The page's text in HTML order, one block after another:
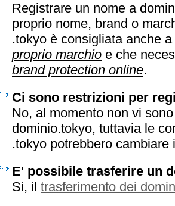
Registrare un nome a
proprio nome, brand o
.tokyo è consigliata anche
proprio marchio e che
brand protection online.
Ci sono restrizioni per
No, al momento non vi
dominio.tokyo, tuttavia le
.tokyo potrebbero
E' possibile trasferire un
Si, il trasferimento dei